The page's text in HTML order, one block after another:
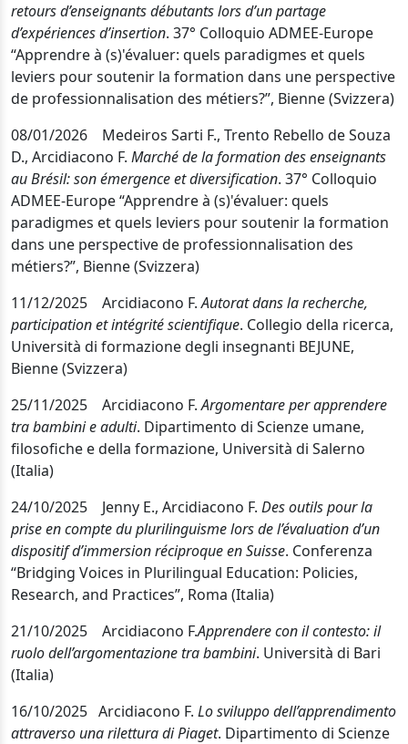
retours d’enseignants débutants lors d’un partage
d’expériences d’insertion. 37° Colloquio ADMEE-Europe
“Apprendre à (s)'évaluer: quels paradigmes et quels
leviers pour soutenir la formation dans une perspective
de professionnalisation des métiers?”, Bienne (Svizzera)
08/01/2026 Medeiros Sarti F., Trento Rebello de Souza
D., Arcidiacono F. Marché de la formation des enseignants
au Brésil: son émergence et diversification. 37° Colloquio
ADMEE-Europe “Apprendre à (s)'évaluer: quels
paradigmes et quels leviers pour soutenir la formation
dans une perspective de professionnalisation des
métiers?”, Bienne (Svizzera)
11/12/2025 Arcidiacono F.Autorat dans la recherche,
participation et intégrité scientifique. Collegio della ricerca,
Università di formazione degli insegnanti BEJUNE,
Bienne (Svizzera)
25/11/2025 Arcidiacono F.Argomentare per apprendere
tra bambini e adulti. Dipartimento di Scienze umane,
filosofiche e della formazione, Università di Salerno
(Italia)
24/10/2025 Jenny E., Arcidiacono F. Des outils pour la
prise en compte du plurilinguisme lors de l’évaluation d’un
dispositif d’immersion réciproque en Suisse. Conferenza
“Bridging Voices in Plurilingual Education: Policies,
Research, and Practices”, Roma (Italia)
21/10/2025 Arcidiacono F.Apprendere con il contesto: il
ruolo dell’argomentazione tra bambini. Università di Bari
(Italia)
16/10/2025 Arcidiacono F. Lo sviluppo dell’apprendimento
attraverso una rilettura di Piaget. Dipartimento di Scienze